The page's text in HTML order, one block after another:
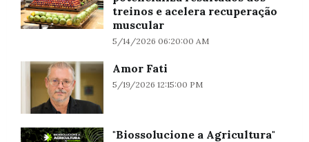
treinos e acelera recuperação
muscular
5/14/2026 06:20:00 AM
Amor Fati
5/19/2026 12:15:00 PM
"Biossolucione a Agricultura"